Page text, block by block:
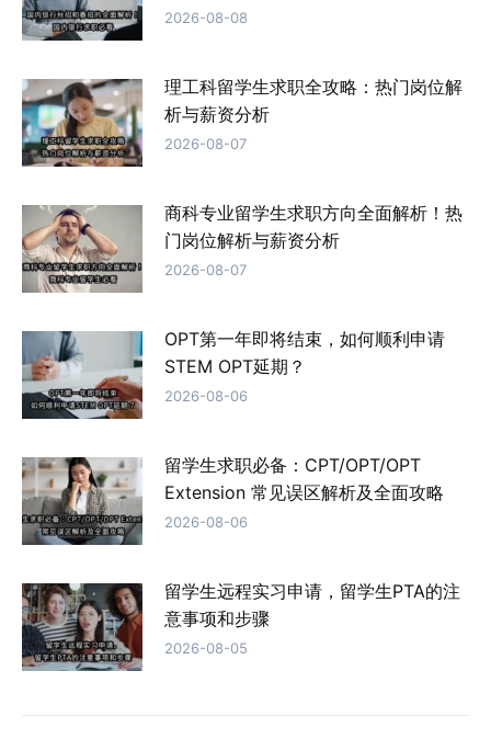
2026-08-08
理工科留学生求职全攻略：热门岗位解
析与薪资分析
2026-08-07
商科专业留学生求职方向全面解析！热
门岗位解析与薪资分析
2026-08-07
OPT第一年即将结束，如何顺利申请
STEM OPT延期？
2026-08-06
留学生求职必备：CPT/OPT/OPT
Extension 常见误区解析及全面攻略
2026-08-06
留学生远程实习申请，留学生PTA的注
意事项和步骤
2026-08-05